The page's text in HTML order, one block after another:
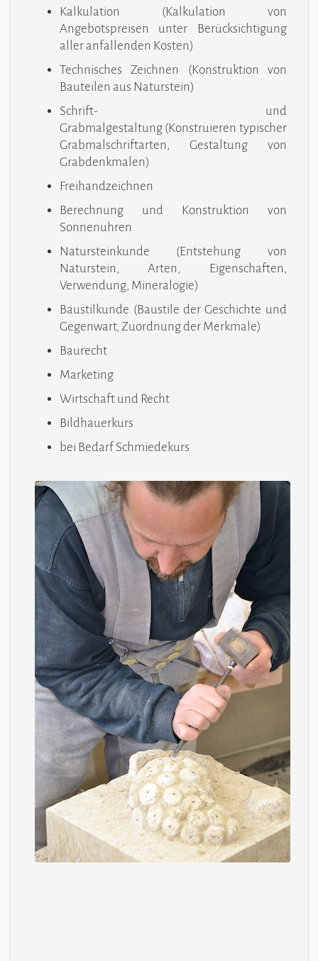
Kalkulation (Kalkulation von
Angebotspreisen unter Berücksichtigung
aller anfallenden Kosten)
Technisches Zeichnen (Konstruktion von
Bauteilen aus Naturstein)
Schrift- und
Grabmalgestaltung (Konstruieren typischer
Grabmalschriftarten, Gestaltung von
Grabdenkmalen)
Freihandzeichnen
Berechnung und Konstruktion von
Sonnenuhren
Natursteinkunde (Entstehung von
Naturstein, Arten, Eigenschaften,
Verwendung, Mineralogie)
Baustilkunde (Baustile der Geschichte und
Gegenwart, Zuordnung der Merkmale)
Baurecht
Marketing
Wirtschaft und Recht
Bildhauerkurs
bei Bedarf Schmiedekurs